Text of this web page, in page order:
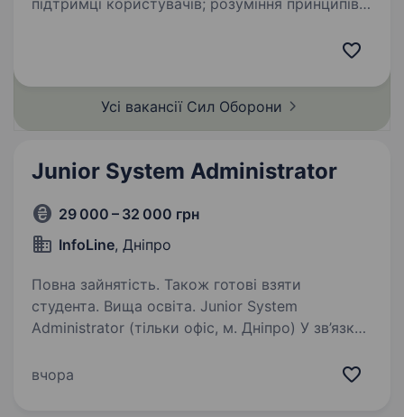
підтримці користувачів; розуміння принципів
розуміння принципів роботи з продуктовою
Усі вакансії Сил Оборони
Junior System Administrator
29 000 – 32 000 грн
InfoLine, Дніпро
Повна зайнятість. Також готові взяти
студента. Вища освіта. Junior System
Administrator (тільки офіс, м. Дніпро) У зв’язку
активного Спеціаліста технічної підтримки.
вчора